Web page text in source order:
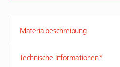
Materialbeschreibung
Technische Informationen*